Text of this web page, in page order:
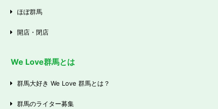
ほぼ群馬
開店・閉店
We Love群馬とは
群馬大好き We Love 群馬とは？
群馬のライター募集